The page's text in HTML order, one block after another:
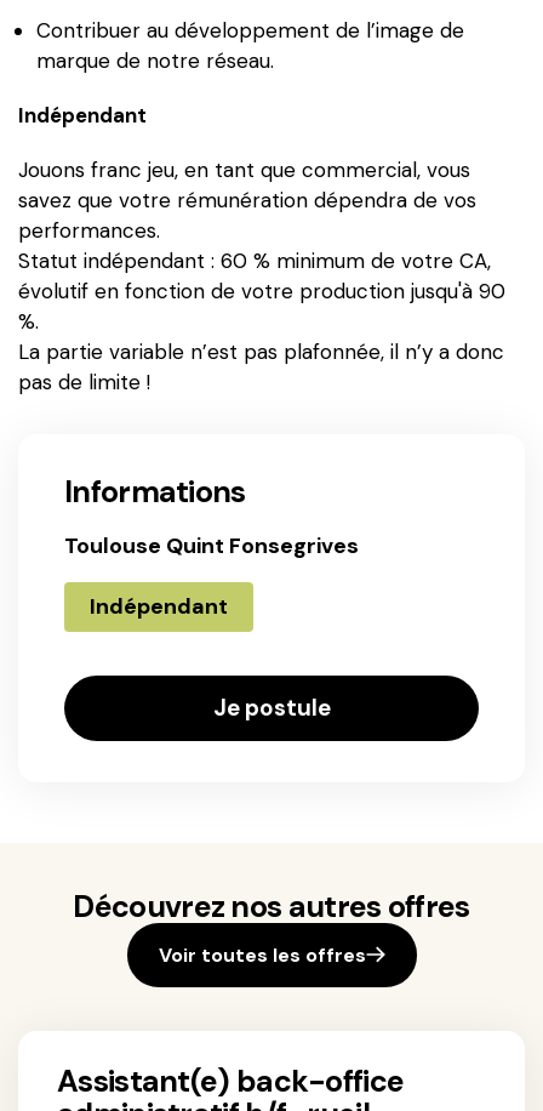
Contribuer au développement de l’image de
marque de notre réseau.
Indépendant
Jouons franc jeu, en tant que commercial, vous
savez que votre rémunération dépendra de vos
performances.
Statut indépendant : 60 % minimum de votre CA,
évolutif en fonction de votre production jusqu'à 90
%.
La partie variable n’est pas plafonnée, il n’y a donc
pas de limite !
Informations
Toulouse Quint Fonsegrives
Indépendant
Je postule
Découvrez nos autres offres
Voir toutes les offres
assistant(e) back-office